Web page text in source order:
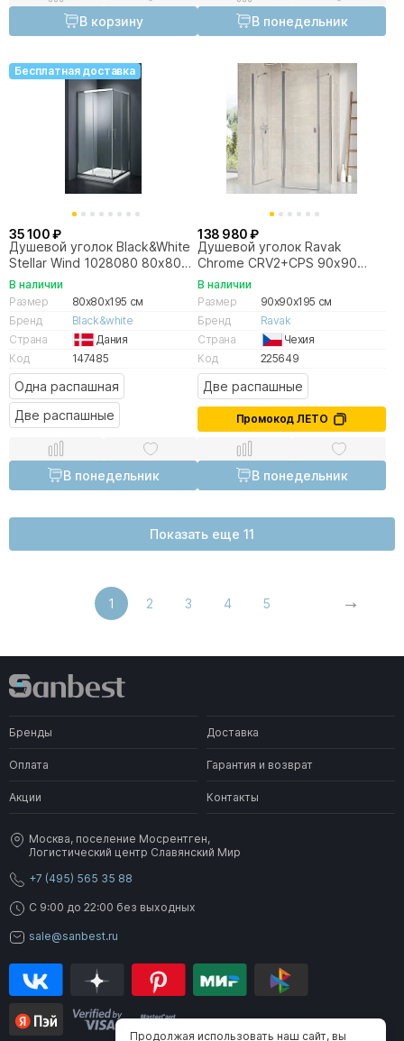
В корзину В понедельник
Бесплатная доставка
35 100 ₽
Душевой уголок Black&White
Stellar Wind 1028080 80х80
стекло прозрачное/профиль
хром
В наличии
Размер
80x80x195 см
Бренд
Black&white
Страна
Дания
Код
147485
Одна распашная
Две распашные
В понедельник
138 980 ₽
Душевой уголок Ravak
Chrome CRV2+CPS 90х90
профиль блестящий хром/
стекло прозрачное
В наличии
Размер
90x90x195 см
Бренд
Ravak
Страна
Чехия
Код
225649
Две распашные
Промокод ЛЕТО
В понедельник
Показать еще 11
1 2 3 4 5
Бренды Доставка
Оплата Гарантия и возврат
Акции Контакты
Москва, поселение Мосрентген,
Логистический центр Славянский Мир
+7 (495) 565 35 88
C 9:00 до 22:00 без выходных
sale@sanbest.ru
Продолжая использовать наш сайт, вы